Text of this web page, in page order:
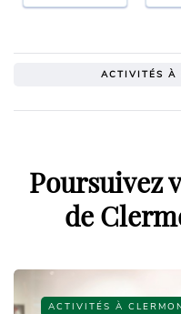
ACTIVITÉS À
Poursuivez
de
ACTIVITÉS À